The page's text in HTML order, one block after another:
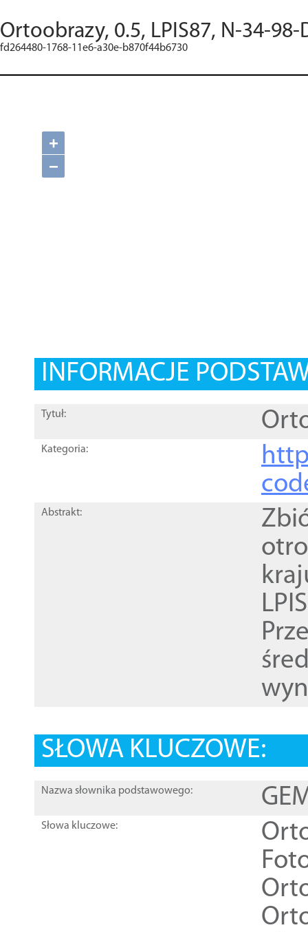
Ortoobrazy, 0.5, LPIS87, N-34-98-
fd264480-1768-11e6-a30e-b870f44b6730
+
−
INFORMACJE
Tytuł:
Kategoria:
Abstrakt:
SŁOWA KLUCZOWE:
Nazwa słownika podstawowego:
Słowa kluczowe: